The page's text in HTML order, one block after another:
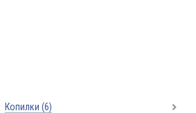
Копилки (6)